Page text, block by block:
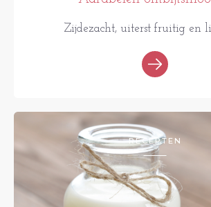
Zijdezacht, uiterst fruitig en
RECEPTEN